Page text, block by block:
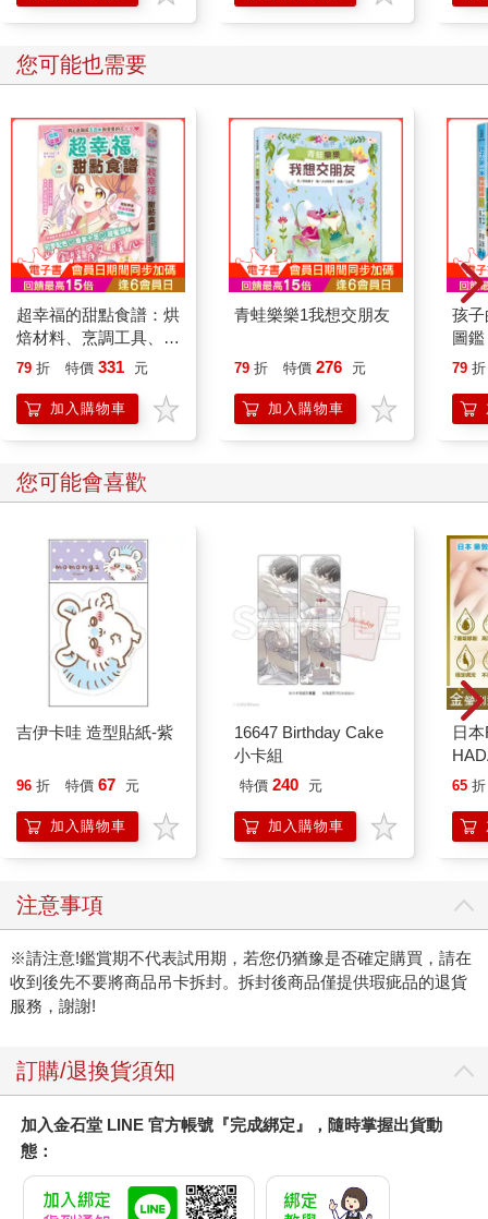
您可能也需要
超幸福的甜點食譜：烘
焙材料、烹調工具、可
愛配色【閃亮女孩6】
79 折 特價 331 元
加入購物車
青蛙樂樂1我想交朋友
79 折 特價 276 元
加入購物車
孩
圖鑑
79 折
您可能會喜歡
吉伊卡哇 造型貼紙-紫
96 折 特價 67 元
加入購物車
16647 Birthday Cake
小卡組
特價 240 元
加入購物車
日
金
臉
65 折
注意事項
※請注意!鑑賞期不代表試用期，若您仍猶豫是否確定購買，請在
收到後先不要將商品吊卡拆封。拆封後商品僅提供瑕疵品的退貨
服務，謝謝!
訂購/退換貨須知
加入金石堂 LINE 官方帳號『完成綁定』，隨時掌握出貨動
態：